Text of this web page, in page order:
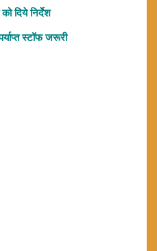
दिये निर्देश
स्टॉफ जरूरी